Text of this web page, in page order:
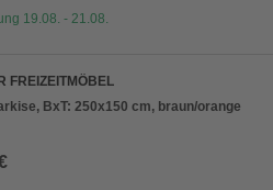
19.08. - 21.08.
FREIZEITMÖBEL
BxT: 250x150 cm, braun/orange